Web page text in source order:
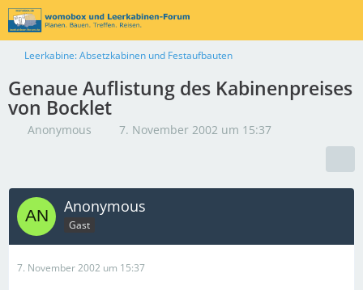
Leerkabine: Absetzkabinen und Festaufbauten
Genaue Auflistung des Kabinenpreises
von Bocklet
Anonymous 7. November 2002 um 15:37
Anonymous
Gast
7. November 2002 um 15:37